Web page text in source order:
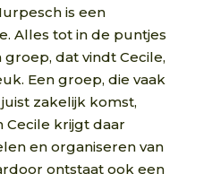
is een
Alles tot in de puntjes
dat vindt Cecile,
Een groep, die vaak
zakelijk komst,
Cecile krijgt daar
en organiseren van
ontstaat ook een